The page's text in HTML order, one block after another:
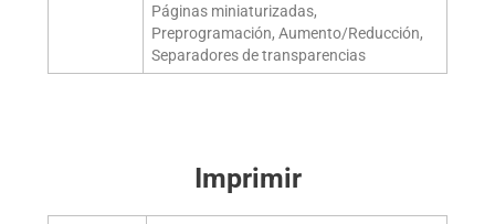
Páginas miniaturizadas,
Preprogramación, Aumento/Reducción,
Separadores de transparencias
Imprimir